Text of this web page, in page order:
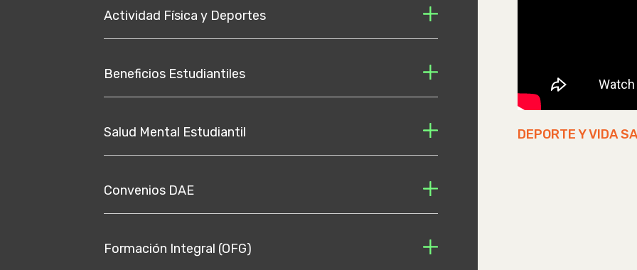
Actividad Física y Deportes
Beneficios Estudiantiles
Salud Mental Estudiantil
Convenios DAE
Formación Integral (OFG)
DEPORTE Y VIDA